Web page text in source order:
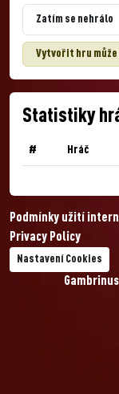
Zatím se nehrálo
Vytvořit hru
Statistiky
# Hráč
Podmínky užití
Privacy Policy
Nastavení Cookies